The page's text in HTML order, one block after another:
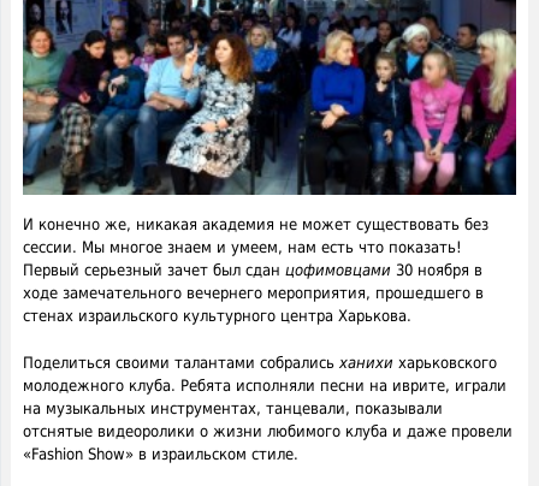
И конечно же, никакая академия не может существовать без
сессии. Мы многое знаем и умеем, нам есть что показать!
Первый серьезный зачет был сдан цофимовцами 30 ноября в
ходе замечательного вечернего мероприятия, прошедшего в
стенах израильского культурного центра Харькова.
Поделиться своими талантами собрались ханихи харьковского
молодежного клуба. Ребята исполняли песни на иврите, играли
на музыкальных инструментах, танцевали, показывали
отснятые видеоролики о жизни любимого клуба и даже провели
«Fashion Show» в израильском стиле.